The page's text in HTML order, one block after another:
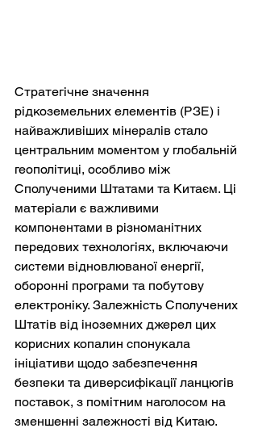
Стратегічне значення
рідкоземельних елементів (РЗЕ) і
найважливіших мінералів стало
центральним моментом у глобальній
геополітиці, особливо між
Сполученими Штатами та Китаєм. Ці
матеріали є важливими
компонентами в різноманітних
передових технологіях, включаючи
системи відновлюваної енергії,
оборонні програми та побутову
електроніку. Залежність Сполучених
Штатів від іноземних джерел цих
корисних копалин спонукала
ініціативи щодо забезпечення
безпеки та диверсифікації ланцюгів
поставок, з помітним наголосом на
зменшенні залежності від Китаю.